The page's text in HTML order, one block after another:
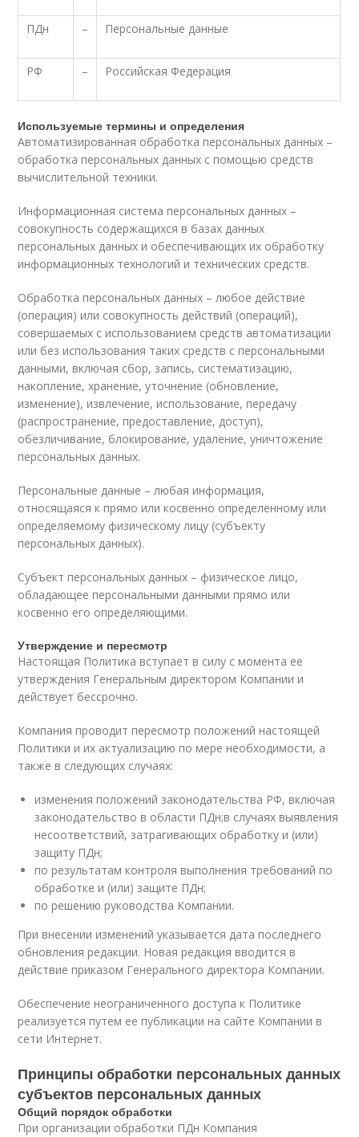
ПДн – Персональные данные
РФ – Российская Федерация
Используемые термины и определения
Автоматизированная обработка персональных данных –
обработка персональных данных с помощью средств
вычислительной техники.
Информационная система персональных данных –
совокупность содержащихся в базах данных
персональных данных и обеспечивающих их обработку
информационных технологий и технических средств.
Обработка персональных данных – любое действие
(операция) или совокупность действий (операций),
совершаемых с использованием средств автоматизации
или без использования таких средств с персональными
данными, включая сбор, запись, систематизацию,
накопление, хранение, уточнение (обновление,
изменение), извлечение, использование, передачу
(распространение, предоставление, доступ),
обезличивание, блокирование, удаление, уничтожение
персональных данных.
Персональные данные – любая информация,
относящаяся к прямо или косвенно определенному или
определяемому физическому лицу (субъекту
персональных данных).
Субъект персональных данных – физическое лицо,
обладающее персональными данными прямо или
косвенно его определяющими.
Утверждение и пересмотр
Настоящая Политика вступает в силу с момента ее
утверждения Генеральным директором Компании и
действует бессрочно.
Компания проводит пересмотр положений настоящей
Политики и их актуализацию по мере необходимости, а
также в следующих случаях:
изменения положений законодательства РФ, включая
законодательство в области ПДн;в случаях выявления
несоответствий, затрагивающих обработку и (или)
защиту ПДн;
по результатам контроля выполнения требований по
обработке и (или) защите ПДн;
по решению руководства Компании.
При внесении изменений указывается дата последнего
обновления редакции. Новая редакция вводится в
действие приказом Генерального директора Компании.
Обеспечение неограниченного доступа к Политике
реализуется путем ее публикации на сайте Компании в
сети Интернет.
Принципы обработки персональных данных
субъектов персональных данных
Общий порядок обработки
При организации обработки ПДн Компания